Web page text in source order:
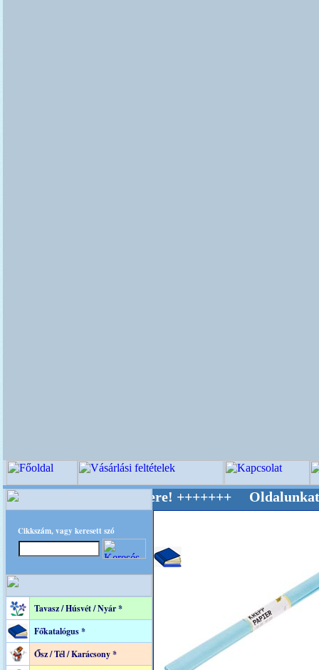
Cikkszám, vagy keresett szó
Tavasz / Húsvét / Nyár *
Főkatalógus *
Ősz / Tél / Karácsony *
Világ Mestere! +++++++ Oldalunkat